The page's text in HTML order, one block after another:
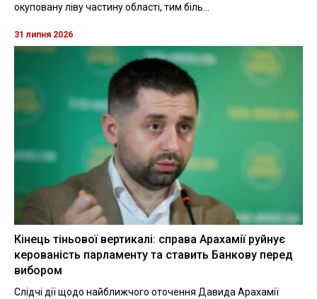
окуповану ліву частину області, тим біль...
31 липня 2026
Кінець тіньової вертикалі: справа Арахамії руйнує
керованість парламенту та ставить Банкову перед
вибором
Слідчі дії щодо найближчого оточення Давида Арахамії